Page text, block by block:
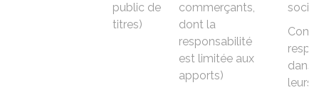
public de
titres)
commerçants,
dont la
responsabilité
est limitée aux
apports)
dans
leurs